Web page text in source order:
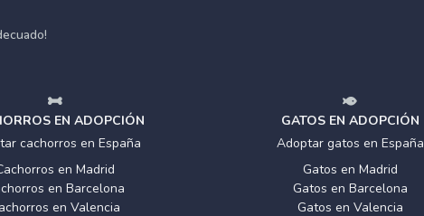
EN ADOPCIÓN
cachorros en España
en Madrid
en Barcelona
en Valencia
GATOS EN ADOPCIÓN
Adoptar gatos en España
Gatos en Madrid
Gatos en Barcelona
Gatos en Valencia